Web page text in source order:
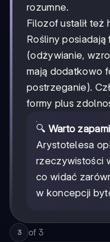
rozumne.
Filozof ustalił też
Rośliny
(odżywianie,
mają dodatkowo
postrzeganie).
formy plus
🔍 Warto
Arystotelesa
rzeczywistości
co widać
w koncepcji
3 of 3